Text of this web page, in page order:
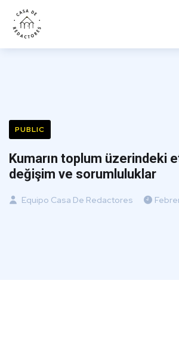
PUBLIC
Kumarın toplum üzerindeki
değişim ve sorumluluklar
Equipo Casa De Redactores